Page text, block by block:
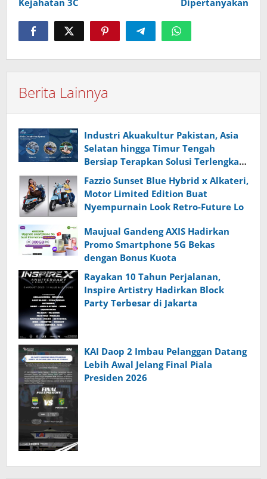
Berita Lainnya
Industri Akuakultur Pakistan, Asia
Selatan hingga Timur Tengah
Bersiap Terapkan Solusi Terlengkap
dari Indonesia
Fazzio Sunset Blue Hybrid x Alkateri,
Motor Limited Edition Buat
Nyempurnain Look Retro-Future Lo
Maujual Gandeng AXIS Hadirkan
Promo Smartphone 5G Bekas
dengan Bonus Kuota
Rayakan 10 Tahun Perjalanan,
Inspire Artistry Hadirkan Block
Party Terbesar di Jakarta
KAI Daop 2 Imbau Pelanggan Datang
Lebih Awal Jelang Final Piala
Presiden 2026